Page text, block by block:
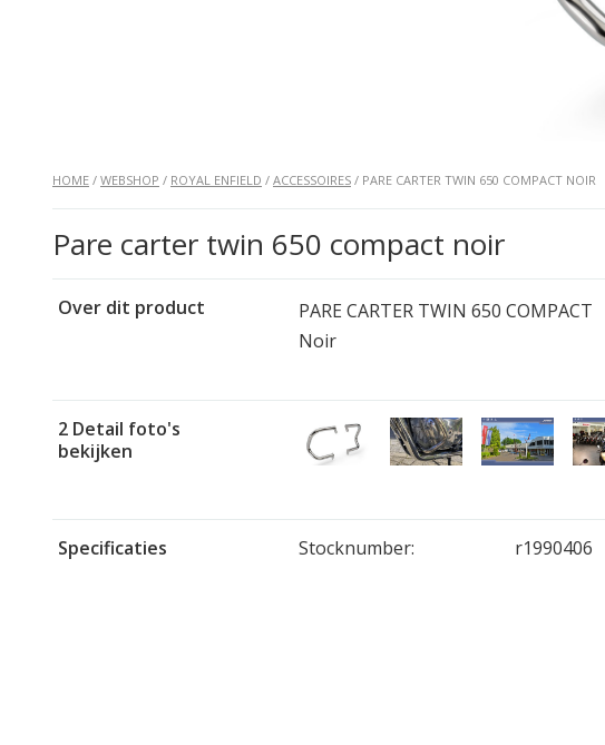
HOME / WEBSHOP / ROYAL ENFIELD / ACCESSOIRES / PARE CARTER TWIN 650 COMPACT NOIR
Pare carter twin 650 compact noir
Over dit product
PARE CARTER TWIN 650 COMPACT
Noir
2 Detail foto's
bekijken
Specificaties Stocknumber: r1990406